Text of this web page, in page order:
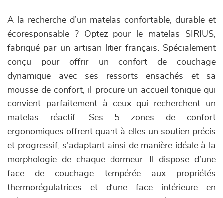
A la recherche d’un matelas confortable, durable et
écoresponsable ? Optez pour le matelas SIRIUS,
fabriqué par un artisan litier français. Spécialement
conçu pour offrir un confort de couchage
dynamique avec ses ressorts ensachés et sa
mousse de confort, il procure un accueil tonique qui
convient parfaitement à ceux qui recherchent un
matelas réactif. Ses 5 zones de confort
ergonomiques offrent quant à elles un soutien précis
et progressif, s'adaptant ainsi de manière idéale à la
morphologie de chaque dormeur. Il dispose d’une
face de couchage tempérée aux propriétés
thermorégulatrices et d’une face intérieure en